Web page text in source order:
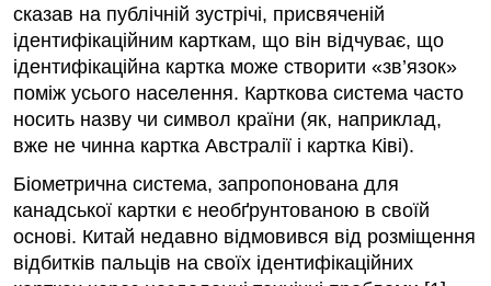
сказав на публічній зустрічі, присвяченій
ідентифікаційним карткам, що він відчуває, що
ідентифікаційна картка може створити «зв’язок»
поміж усього населення. Карткова система часто
носить назву чи символ країни (як, наприклад,
вже не чинна картка Австралії і картка Ківі).
Біометрична система, запропонована для
канадської картки є необґрунтованою в своїй
основі. Китай недавно відмовився від розміщення
відбитків пальців на своїх ідентифікаційних